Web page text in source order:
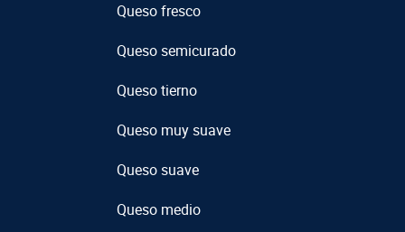
Queso fresco
Queso semicurado
Queso tierno
Queso muy suave
Queso suave
Queso medio